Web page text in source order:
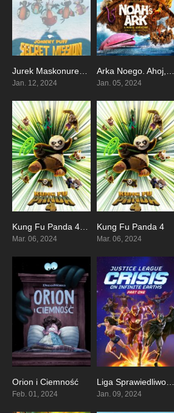
5.9
Jan. 12, 2024
4.5
Jan. 05, 2024
0
Mar. 06, 2024
Kung Fu Panda 4
Mar. 06, 2024
6.4
Orion i Ciemność
Feb. 01, 2024
6.4Liga Sprawiedliwości: Kryzys na Nieskończonych Ziemiach cz 1
Jan. 09, 2024